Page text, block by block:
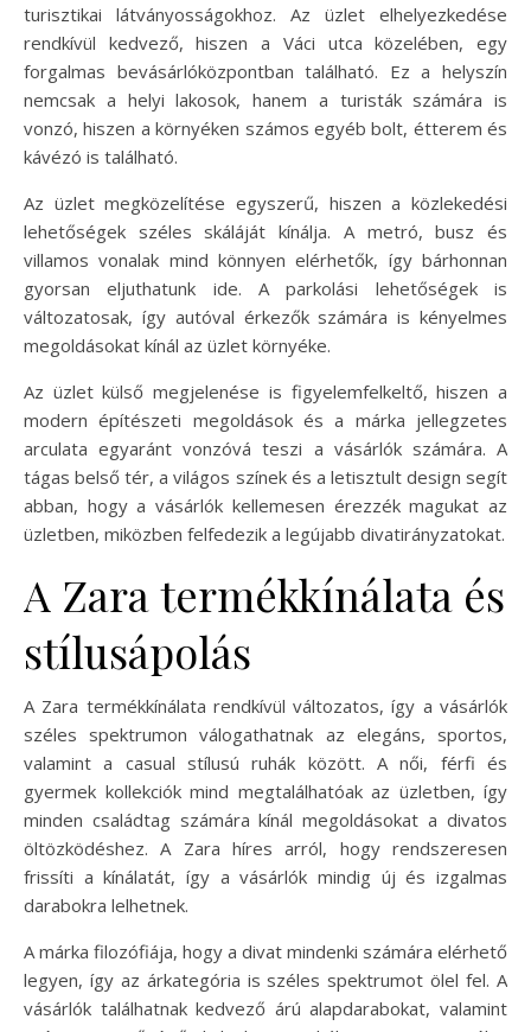
turisztikai látványosságokhoz. Az üzlet elhelyezkedése
rendkívül kedvező, hiszen a Váci utca közelében, egy
forgalmas bevásárlóközpontban található. Ez a helyszín
nemcsak a helyi lakosok, hanem a turisták számára is
vonzó, hiszen a környéken számos egyéb bolt, étterem és
kávézó is található.
Az üzlet megközelítése egyszerű, hiszen a közlekedési
lehetőségek széles skáláját kínálja. A metró, busz és
villamos vonalak mind könnyen elérhetők, így bárhonnan
gyorsan eljuthatunk ide. A parkolási lehetőségek is
változatosak, így autóval érkezők számára is kényelmes
megoldásokat kínál az üzlet környéke.
Az üzlet külső megjelenése is figyelemfelkeltő, hiszen a
modern építészeti megoldások és a márka jellegzetes
arculata egyaránt vonzóvá teszi a vásárlók számára. A
tágas belső tér, a világos színek és a letisztult design segít
abban, hogy a vásárlók kellemesen érezzék magukat az
üzletben, miközben felfedezik a legújabb divatirányzatokat.
A Zara termékkínálata és
stílusápolás
A Zara termékkínálata rendkívül változatos, így a vásárlók
széles spektrumon válogathatnak az elegáns, sportos,
valamint a casual stílusú ruhák között. A női, férfi és
gyermek kollekciók mind megtalálhatóak az üzletben, így
minden családtag számára kínál megoldásokat a divatos
öltözködéshez. A Zara híres arról, hogy rendszeresen
frissíti a kínálatát, így a vásárlók mindig új és izgalmas
darabokra lelhetnek.
A márka filozófiája, hogy a divat mindenki számára elérhető
legyen, így az árkategória is széles spektrumot ölel fel. A
vásárlók találhatnak kedvező árú alapdarabokat, valamint